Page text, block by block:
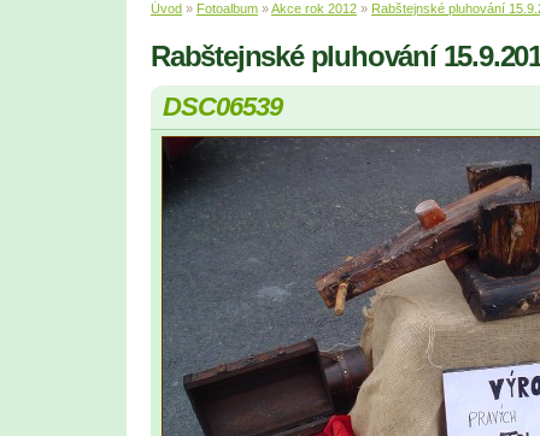
Úvod » Fotoalbum »Akce rok 2012 » Rabštejnské pluhování
Rabštejnské pluhování
DSC06539